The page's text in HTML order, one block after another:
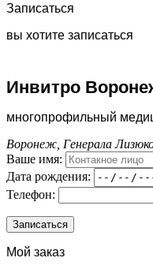
Записаться
вы хотите записаться
Инвитро
многопрофильный
Воронеж, Генерала
Ваше имя:
Дата рождения:
Телефон:
Мой заказ